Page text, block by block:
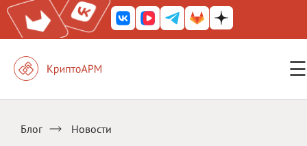
☰
Блог Новости